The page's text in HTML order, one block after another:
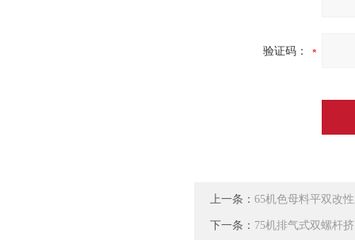
验证码：
上一条： 65机色母料平双改
下一条： 75机排气式双螺杆